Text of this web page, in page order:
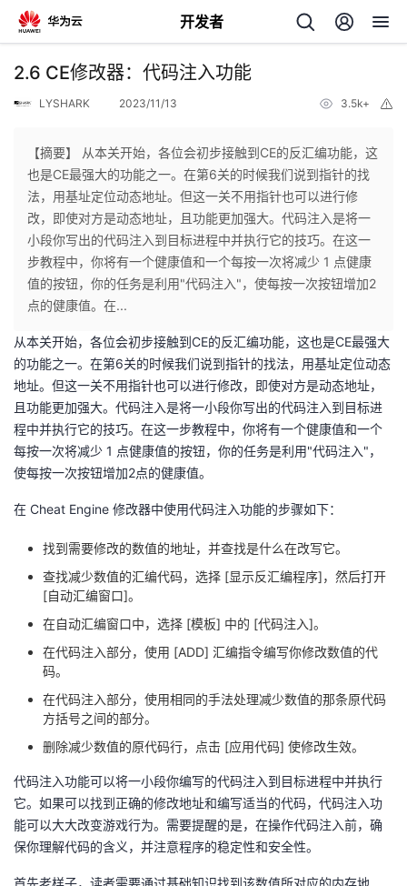
开发者
返
个
人
主
页
我
的
开
发
者
我
博
客
的
论
坛
我
的
圈
子
我
的
直
播
我
的
活
动
我
的
关
注
我
的
开
发
我
的
Programs
我
的
2.6 CE修改器：代码注入功能
LYSHARK 2023/11/13 3.5k+
【摘要】 从本关开始，各位会初步接触到CE的反汇编功能，这
也是CE最强大的功能之一。在第6关的时候我们说到指针的找
法，用基址定位动态地址。但这一关不用指针也可以进行修
改，即使对方是动态地址，且功能更加强大。代码注入是将一
小段你写出的代码注入到目标进程中并执行它的技巧。在这一
步教程中，你将有一个健康值和一个每按一次将减少 1 点健康
值的按钮，你的任务是利用"代码注入"，使每按一次按钮增加2
点的健康值。在...
从本关开始，各位会初步接触到CE的反汇编功能，这也是CE最强大
的功能之一。在第6关的时候我们说到指针的找法，用基址定位动态
地址。但这一关不用指针也可以进行修改，即使对方是动态地址，
且功能更加强大。代码注入是将一小段你写出的代码注入到目标进
程中并执行它的技巧。在这一步教程中，你将有一个健康值和一个
每按一次将减少 1 点健康值的按钮，你的任务是利用"代码注入"，
使每按一次按钮增加2点的健康值。
在 Cheat Engine 修改器中使用代码注入功能的步骤如下：
找到需要修改的数值的地址，并查找是什么在改写它。
查找减少数值的汇编代码，选择 [显示反汇编程序]，然后打开
[自动汇编窗口]。
在自动汇编窗口中，选择 [模板] 中的 [代码注入]。
在代码注入部分，使用 [ADD] 汇编指令编写你修改数值的代
码。
在代码注入部分，使用相同的手法处理减少数值的那条原代码
方括号之间的部分。
删除减少数值的原代码行，点击 [应用代码] 使修改生效。
代码注入功能可以将一小段你编写的代码注入到目标进程中并执行
它。如果可以找到正确的修改地址和编写适当的代码，代码注入功
能可以大大改变游戏行为。需要提醒的是，在操作代码注入前，确
保你理解代码的含义，并注意程序的稳定性和安全性。
首先老样子，读者需要通过基础知识找到该数值所对应的内存地